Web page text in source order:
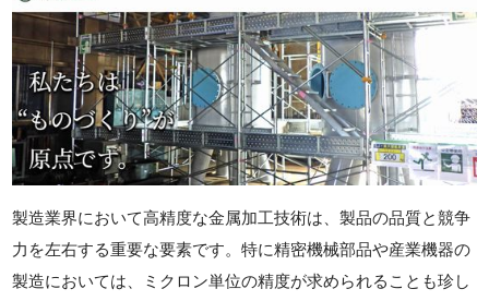
製造業界において高精度な金属加工技術は、製品の品質と競争
力を左右する重要な要素です。特に精密機械部品や産業機器の
製造においては、ミクロン単位の精度が求められることも珍し